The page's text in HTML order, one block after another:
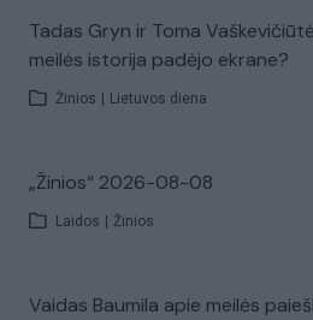
Tadas Gryn ir Toma
meilės istorija padėjo ekrane?
Žinios Lietuvos diena
„Žinios“ 2026-08-08
Laidos Žinios
Vaidas Baumila apie meilės